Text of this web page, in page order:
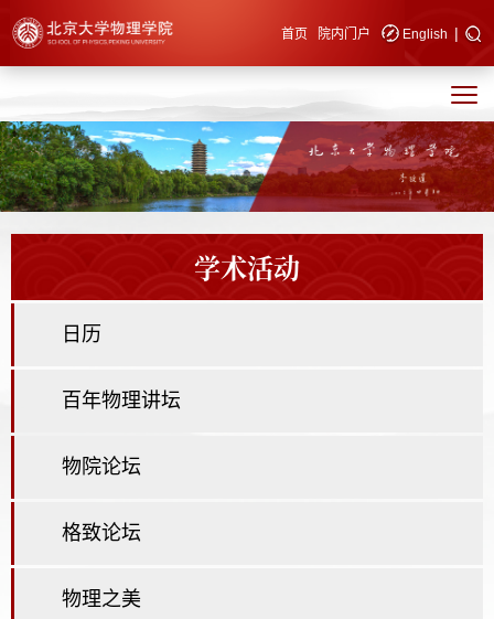
快速导航 首页 院内门户 English |
学术活动
日历
百年物理讲坛
物院论坛
格致论坛
物理之美